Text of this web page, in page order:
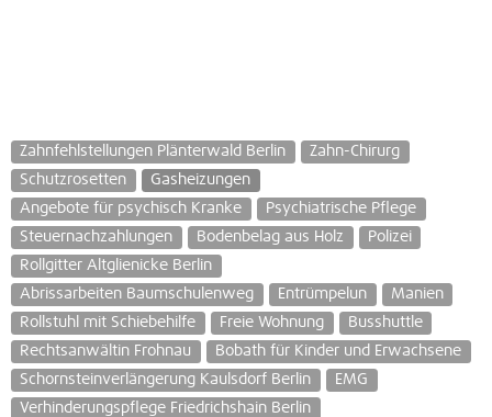
Zahnfehlstellungen Plänterwald Berlin
Zahn-Chirurg
Schutzrosetten
Gasheizungen
Angebote für psychisch Kranke
Psychiatrische Pflege
Steuernachzahlungen
Bodenbelag aus Holz
Polizei
Rollgitter Altglienicke Berlin
Abrissarbeiten Baumschulenweg
Entrümpelun
Manien
Rollstuhl mit Schiebehilfe
Freie Wohnung
Busshuttle
Rechtsanwältin Frohnau
Bobath für Kinder und Erwachsene
Schornsteinverlängerung Kaulsdorf Berlin
EMG
Verhinderungspflege Friedrichshain Berlin